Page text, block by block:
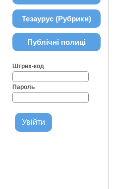
Тезаурус (Рубрики)
Публічні полиці
Штрих-код
Пароль